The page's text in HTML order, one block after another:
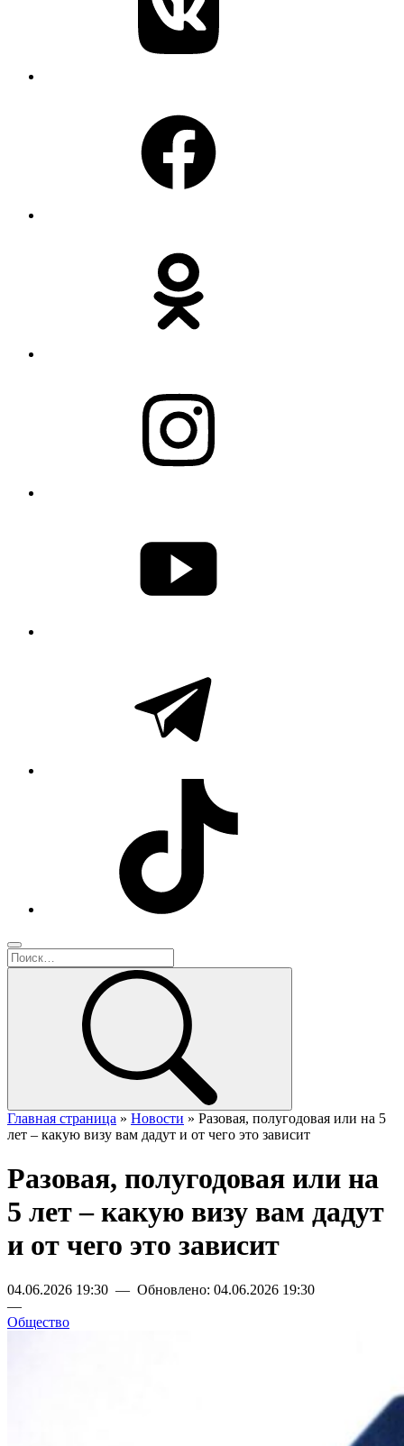
Главная страница » Новости » Разовая, полугодовая или на 5
лет – какую визу вам дадут и от чего это зависит
Разовая, полугодовая или на
5 лет – какую визу вам дадут
и от чего это зависит
04.06.2026 19:30 — Обновлено: 04.06.2026 19:30
—
Общество